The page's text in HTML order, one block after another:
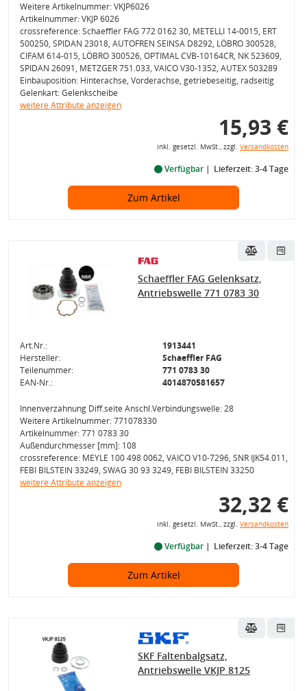
Weitere Artikelnummer: VKJP6026
Artikelnummer: VKJP 6026
crossreference: Schaeffler FAG 772 0162 30, METELLI 14-0015, ERT
500250, SPIDAN 23018, AUTOFREN SEINSA D8292, LÖBRO 300528,
CIFAM 614-015, LÖBRO 300526, OPTIMAL CVB-10164CR, NK 523609,
SPIDAN 26091, METZGER 751.033, VAICO V30-1352, AUTEX 503289
Einbauposition: Hinterachse, Vorderachse, getriebeseitig, radseitig
Gelenkart: Gelenkscheibe
weitere Attribute anzeigen
15,93 €
inkl. gesetzl. MwSt., zzgl. Versandkosten
Verfügbar Lieferzeit: 3-4 Tage
Zum Artikel
Schaeffler FAG Gelenksatz,
Antriebswelle 771 0783 30
Art.Nr.:
1913441
Hersteller:
Schaeffler FAG
Teilenummer:
771 0783 30
EAN-Nr.:
4014870581657
Innenverzahnung Diff.seite Anschl.Verbindungswelle: 28
Weitere Artikelnummer: 771078330
Artikelnummer: 771 0783 30
Außendurchmesser [mm]: 108
crossreference: MEYLE 100 498 0062, VAICO V10-7296, SNR IJK54.011,
FEBI BILSTEIN 33249, SWAG 30 93 3249, FEBI BILSTEIN 33250
weitere Attribute anzeigen
32,32 €
inkl. gesetzl. MwSt., zzgl. Versandkosten
Verfügbar Lieferzeit: 3-4 Tage
Zum Artikel
SKF Faltenbalgsatz,
Antriebswelle VKJP 8125